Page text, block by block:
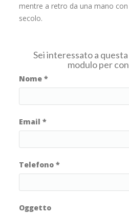
mentre a retro da una mano con
secolo.
Sei interessato a
modulo per
Nome *
Email *
Telefono *
Oggetto